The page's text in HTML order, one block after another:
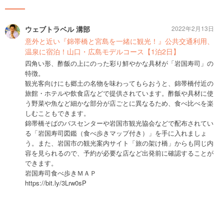
ウェブトラベル 溝部
意外と近い『錦帯橋と宮島を一緒に観光！』公共交通利用、
温泉に宿泊！山口・広島モデルコース【1泊2日】
四角い形、酢飯の上にのった彩り鮮やかな具材が「岩国寿司」の
特徴。
観光客向けにも郷土の名物を味わってもらおうと、錦帯橋付近の
旅館・ホテルや飲食店などで提供されています。酢飯や具材に使
う野菜や魚など細かな部分が店ごとに異なるため、食べ比べを楽
しむこともできます。
錦帯橋そばのバスセンターや岩国市観光協会などで配布されてい
る「岩国寿司図鑑（食べ歩きマップ付き）」を手に入れましょ
う。また、岩国市の観光案内サイト「旅の架け橋」からも同じ内
容を見られるので、予約が必要な店など出発前に確認することが
できます。
岩国寿司食べ歩きＭＡＰ
https://bit.ly/3Lrw0sP
2022年2月13日